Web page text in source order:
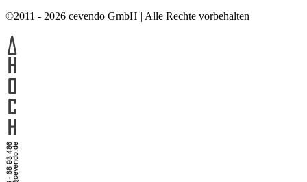
©2011 - 2026 cevendo GmbH | Alle Rechte vorbehalten